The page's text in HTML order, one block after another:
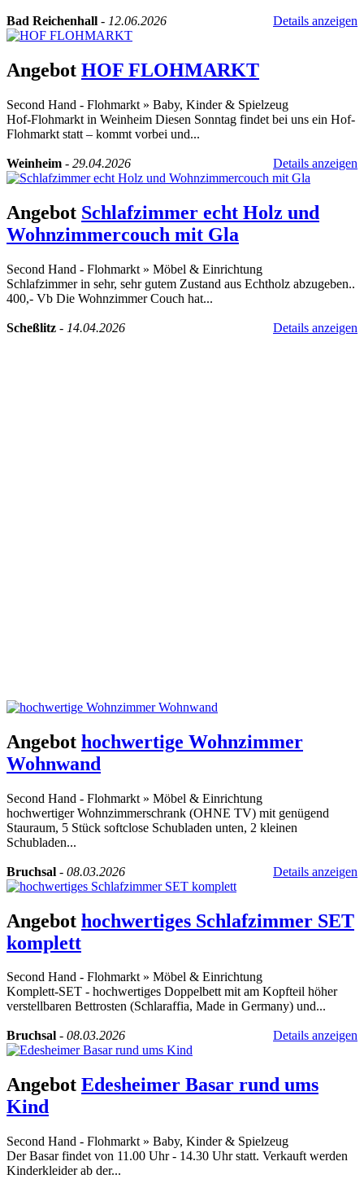
Bad Reichenhall - 12.06.2026 Details anzeigen
Angebot HOF FLOHMARKT
Second Hand - Flohmarkt » Baby, Kinder & Spielzeug
Hof-Flohmarkt in Weinheim Diesen Sonntag findet bei uns ein Hof-
Flohmarkt statt – kommt vorbei und...
Weinheim - 29.04.2026 Details anzeigen
Angebot Schlafzimmer echt Holz und
Wohnzimmercouch mit Gla
Second Hand - Flohmarkt » Möbel & Einrichtung
Schlafzimmer in sehr, sehr gutem Zustand aus Echtholz abzugeben..
400,- Vb Die Wohnzimmer Couch hat...
Scheßlitz - 14.04.2026 Details anzeigen
Angebot hochwertige Wohnzimmer
Wohnwand
Second Hand - Flohmarkt » Möbel & Einrichtung
hochwertiger Wohnzimmerschrank (OHNE TV) mit genügend
Stauraum, 5 Stück softclose Schubladen unten, 2 kleinen
Schubladen...
Bruchsal - 08.03.2026 Details anzeigen
Angebot hochwertiges Schlafzimmer SET
komplett
Second Hand - Flohmarkt » Möbel & Einrichtung
Komplett-SET - hochwertiges Doppelbett mit am Kopfteil höher
verstellbaren Bettrosten (Schlaraffia, Made in Germany) und...
Bruchsal - 08.03.2026 Details anzeigen
Angebot Edesheimer Basar rund ums
Kind
Second Hand - Flohmarkt » Baby, Kinder & Spielzeug
Der Basar findet von 11.00 Uhr - 14.30 Uhr statt. Verkauft werden
Kinderkleider ab der...